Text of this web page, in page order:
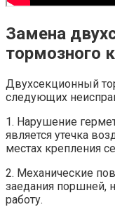
Замена
тормозного
Двухсекционный
следующих
1. Нарушение
является утечка
местах крепления
2. Механические
заедания поршней,
работу.